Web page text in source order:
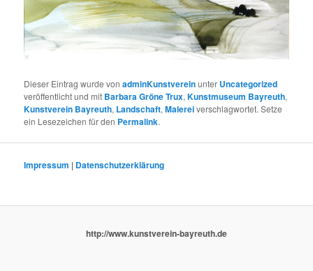
Dieser Eintrag wurde vonadminKunstvereinunter Uncategorized
veröffentlicht und mit Barbara Gröne Trux,Kunstmuseum Bayreuth,
Kunstverein Bayreuth, Landschaft,Malereiverschlagwortet. Setze
ein Lesezeichen für den Permalink.
Impressum | Datenschutzerklärung
http://www.kunstverein-bayreuth.de